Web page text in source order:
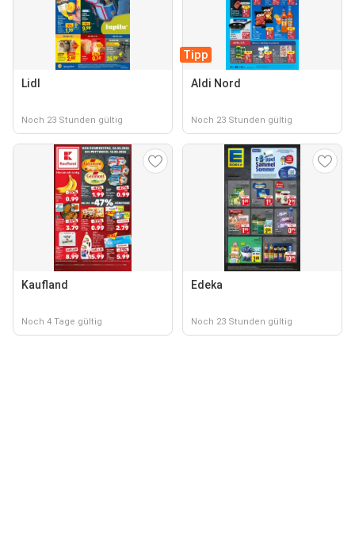
Lidl
Noch 23 Stunden gültig
Tipp
Aldi Nord
Noch 23 Stunden gültig
Kaufland
Noch 4 Tage gültig
Edeka
Noch 23 Stunden gültig